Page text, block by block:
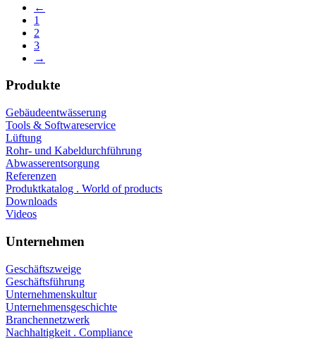
←
1
2
3
→
Produkte
Gebäudeentwässerung
Tools & Softwareservice
Lüftung
Rohr- und Kabeldurchführung
Abwasserentsorgung
Referenzen
Produktkatalog . World of products
Downloads
Videos
Unternehmen
Geschäftszweige
Geschäftsführung
Unternehmenskultur
Unternehmensgeschichte
Branchennetzwerk
Nachhaltigkeit . Compliance